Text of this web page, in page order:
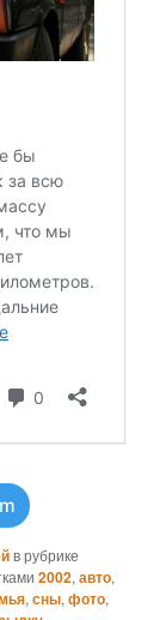
в рубрике
2002,авто,
,сны,фото,